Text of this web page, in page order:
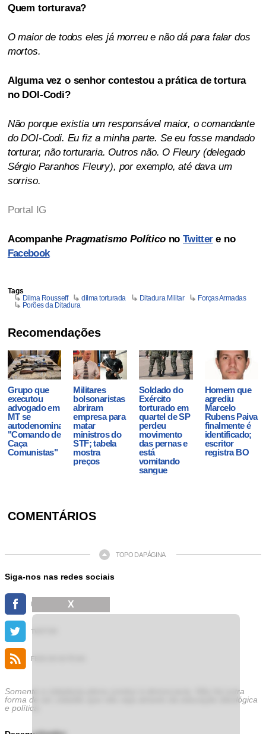
Quem torturava?
O maior de todos eles já morreu e não dá para falar dos
mortos.
Alguma vez o senhor contestou a prática de tortura
no DOI-Codi?
Não porque existia um responsável maior, o comandante
do DOI-Codi. Eu fiz a minha parte. Se eu fosse mandado
torturar, não torturaria. Outros não. O Fleury (delegado
Sérgio Paranhos Fleury), por exemplo, até dava um
sorriso.
Portal IG
AcompanhePragmatismo PolíticonoTwittere no
Facebook
Tags
Dilma Rousseff
dilma torturada Ditadura Militar
Forças Armadas
Porões da Ditadura
Recomendações
Grupo que
executou
advogado em
MT se
autodenominava
"Comando de
Caça
Comunistas"
Militares
bolsonaristas
abriram
empresa para
matar
ministros do
STF; tabela
mostra
preços
Soldado do
Exército
torturado em
quartel de SP
perdeu
movimento
das pernas e
está
vomitando
sangue
Homem que
agrediu
Marcelo
Rubens Paiva
finalmente é
identificado;
escritor
registra BO
COMENTÁRIOS
TOPO DA PÁGINA
Siga-nos nas redes sociais
FACEBOOK
TWITTER
FEED DE NOTÍCIAS
Somente a cidadania plena conduz à democracia. Não há outra
forma de ser cidadão que não seja através da educação ideológica
e política.
X